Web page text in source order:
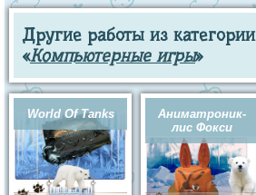
Другие работы из категории
«Компьютерные игры»
World Of Tanks
Аниматроник-
лис Фокси